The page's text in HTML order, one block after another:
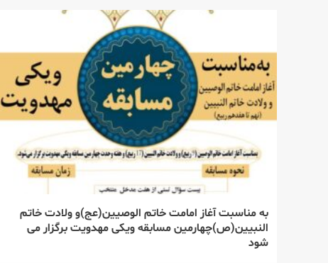
به مناسبت آغاز امامت خاتم الوصیین(عج)و ولادت خاتم
النبیین(ص)چهارمین مسابقه ویکی مهدویت برگزار می
شود